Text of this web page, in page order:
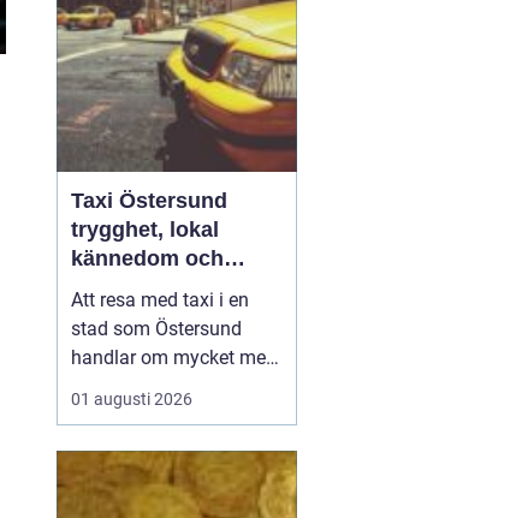
länge. För den som
planerar ett byg...
Taxi Östersund
trygghet, lokal
kännedom och
smidiga resor året
runt
Att resa med taxi i en
stad som Östersund
handlar om mycket mer
än att bara ta sig från
punkt A till punkt B.
lokalkännedom och
tillgänglighet spelar stor
01 augusti 2026